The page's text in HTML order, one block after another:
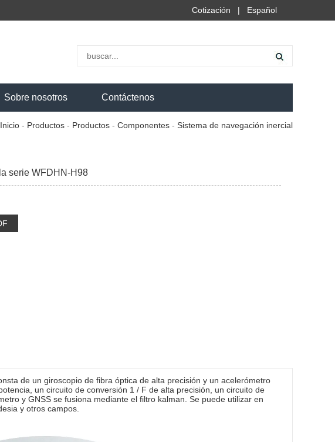
Español
|
Cotización
Sobre nosotros Contáctenos
Inicio - Productos - Productos - Componentes - Sistema de navegación inercial
serie WFDHN-H98
de un giroscopio de fibra óptica de alta precisión y un acelerómetro
un circuito de conversión 1 / F de alta precisión, un circuito de
y GNSS se fusiona mediante el filtro kalman. Se puede utilizar en
y otros campos.